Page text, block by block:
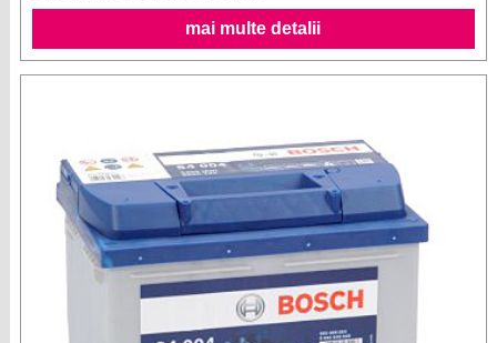
mai multe detalii